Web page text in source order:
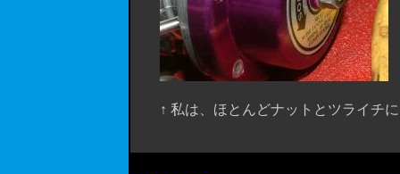
↑ 私は、ほとんどナットとツライチに